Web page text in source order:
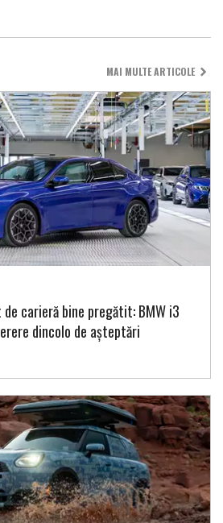
MAI MULTE ARTICOLE
de carieră bine pregătit: BMW i3
dincolo de așteptări